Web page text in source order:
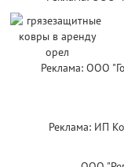
Реклама: ООО
Реклама: ИП